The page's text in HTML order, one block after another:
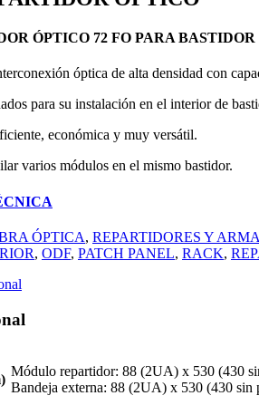
ÓPTICO 72 FO PARA
óptica de alta densidad con
para su instalación en el interior de
económica y muy versátil.
varios módulos en el mismo bastidor.
ÓPTICA, REPARTIDORES Y
, ODF, PATCH PANEL, RACK,
Módulo repartidor: 88 (2UA) x 530 (430
Bandeja externa: 88 (2UA) x 530 (430 sin